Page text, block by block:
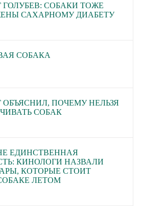
СОБАКИ ТОЖЕ
САХАРНОМУ ДИАБЕТУ
СОБАКА
ПОЧЕМУ НЕЛЬЗЯ
СОБАК
ЕДИНСТВЕННАЯ
КИНОЛОГИ НАЗВАЛИ
КОТОРЫЕ СТОИТ
ЛЕТОМ